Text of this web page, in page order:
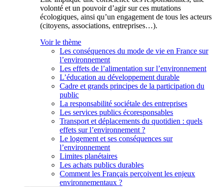
volonté et un pouvoir d’agir sur ces mutations
écologiques, ainsi qu’un engagement de tous les acteurs
(citoyens, associations, entreprises…).
Voir le thème
Les conséquences du mode de vie en France sur
l’environnement
Les effets de l’alimentation sur l’environnement
L’éducation au développement durable
Cadre et grands principes de la participation du
public
La responsabilité sociétale des entreprises
Les services publics écoresponsables
Transport et déplacements du quotidien : quels
effets sur l’environnement ?
Le logement et ses conséquences sur
l’environnement
Limites planétaires
Les achats publics durables
Comment les Français perçoivent les enjeux
environnementaux ?